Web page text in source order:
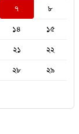
৭
৮
১৪
১৫
২১
২২
২৮
২৯